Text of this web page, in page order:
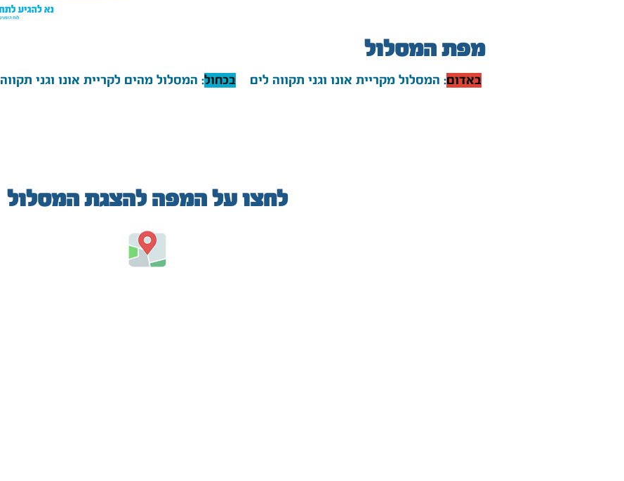
מפת המסלול
באדום: המסלול מקריית אונו וגני תקווה לים בכחול: המסלול מהים לקריית אונו וגני תקווה
לחצו על המפה להצגת המסלול